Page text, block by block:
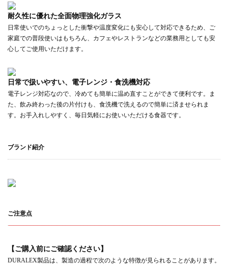
耐久性に優れた全面物理強化ガラス
日常使いでのちょっとした衝撃や温度変化にも安心して対応できるため、ご
家庭での普段使いはもちろん、カフェやレストランなどの業務用としても安
心してご使用いただけます。
日常で扱いやすい、電子レンジ・食洗機対応
電子レンジ対応なので、冷めても簡単に温め直すことができて便利です。ま
た、飲み終わった後の片付けも、食洗機で洗えるので簡単に済ませられま
す。お手入れしやすく、毎日気軽にお使いいただける食器です。
ブランド紹介
ご注意点
【ご購入前にご確認ください】
DURALEX製品は、製造の過程で次のような特徴が見られることがあります。